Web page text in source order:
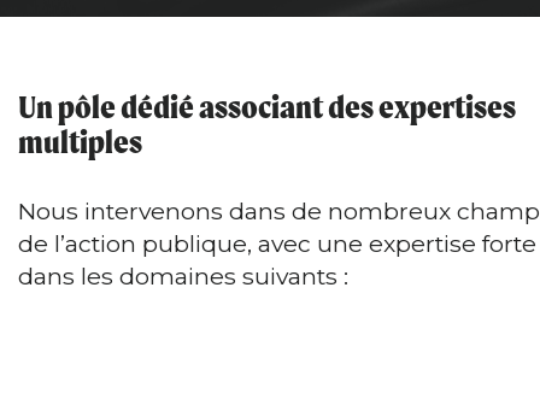
Un pôle dédié associant des expertises
multiples
Nous intervenons dans de nombreux
de l’action publique, avec une expertise forte
dans les domaines suivants :